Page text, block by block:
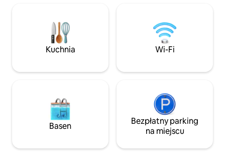
miejsce na relaks, zaledwie 40 minut od
Buenos Aires. Bezpłatny dostęp do pola
golfowego, kortu tenisowego i boiska do
piłki nożnej. :: Uwaga: imprezy,
niedozwolone.
wiosłowania i
na relaks i
Barrio El Canton,
Kuchnia Wi-Fi
Basen
Bezpłatny parking
na miejscu